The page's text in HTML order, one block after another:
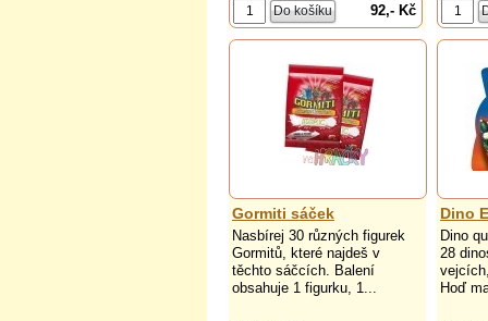
92,- Kč
Gormiti sáček
Nasbírej 30 různých figurek
Gormitů, které najdeš v
těchto sáčcích. Balení
obsahuje 1 figurku, 1...
Dino
Dino
28
Hoď